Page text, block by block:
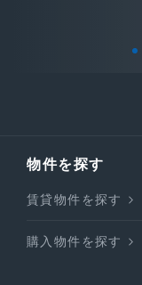
物件を探す
賃貸物件を探す
購入物件を探す